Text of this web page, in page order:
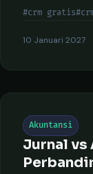
#crm gratis
10 Januari 2027
Akuntansi
Jurnal vs